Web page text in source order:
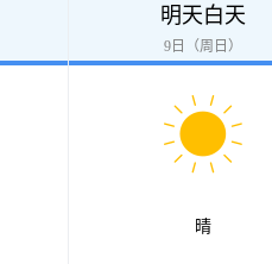
明天白天
9日（周日）
晴